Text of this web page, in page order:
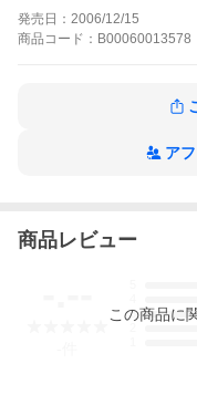
少年よラケットを抱けの
発売日： 2006/12/15
商品 コード： B00060013578
ア
商品レビュー
3
この商品に